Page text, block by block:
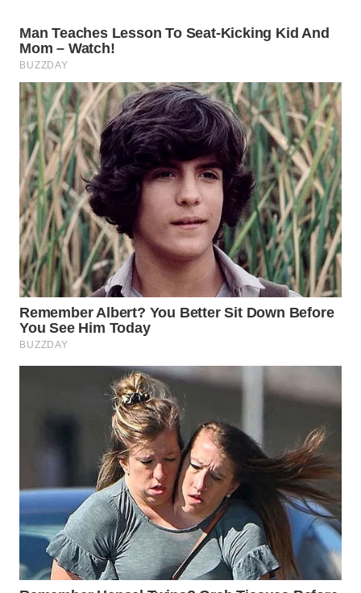
WN
NATUNA
WN
BINTAN
WN
MANDALIKA
WN
LIKUPANG
WN
LABUANBAJO
WN
WAHANA
TANI
WAHANA